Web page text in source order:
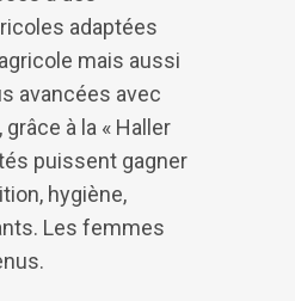
adaptées
mais aussi
avancées avec
à la « Haller
puissent gagner
hygiène,
Les femmes